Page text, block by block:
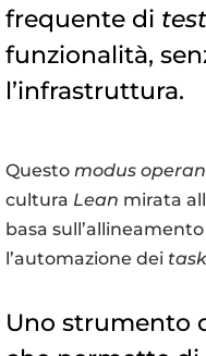
frequente di test
funzionalità,
l’infrastruttura.
Questo modus
cultura Lean mirata
basa
l’automazione dei task
Uno strumento